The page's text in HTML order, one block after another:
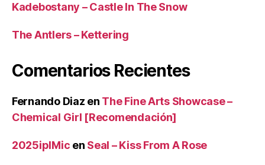
Kadebostany – Castle In The Snow
The Antlers – Kettering
Comentarios Recientes
Fernando Diaz en The Fine Arts Showcase –
Chemical Girl [Recomendación]
2025iplMic en Seal – Kiss From A Rose